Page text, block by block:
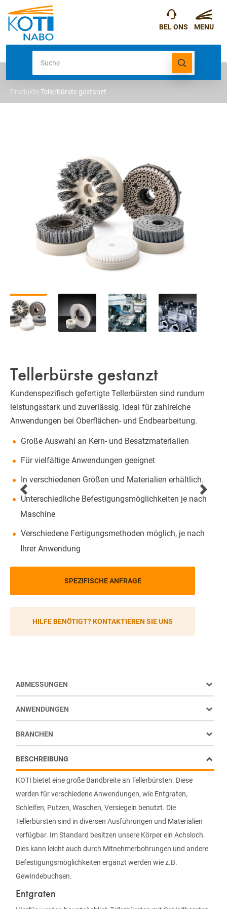
ProdukteTellerbürste gestanzt
Tellerbürste gestanzt
Kundenspezifisch gefertigte Tellerbürsten sind rundum
leistungsstark und zuverlässig. Ideal für zahlreiche
Anwendungen bei Oberflächen- und Endbearbeitung.
Große Auswahl an Kern- und Besatzmaterialien
Für vielfältige Anwendungen geeignet
In verschiedenen Größen und Materialien erhältlich.
Unterschiedliche Befestigungsmöglichkeiten je nach
Maschine
Verschiedene Fertigungsmethoden möglich, je nach
Ihrer Anwendung
SPEZIFISCHE ANFRAGE
HILFE BENÖTIGT? KONTAKTIEREN SIE UNS
KOTI bietet eine große Bandbreite an Tellerbürsten. Diese
werden für verschiedene Anwendungen, wie Entgraten,
Schleifen, Putzen, Waschen, Versiegeln benutzt. Die
Tellerbürsten sind in diversen Ausführungen und Materialien
verfügbar. Im Standard besitzen unsere Körper ein Achsloch.
Dies kann leicht auch durch Mitnehmerbohrungen und andere
Befestigungsmöglichkeiten ergänzt werden wie z.B.
Gewindebuchsen.
Entgraten
BESCHREIBUNG
ABMESSUNGEN
ANWENDUNGEN
BRANCHEN